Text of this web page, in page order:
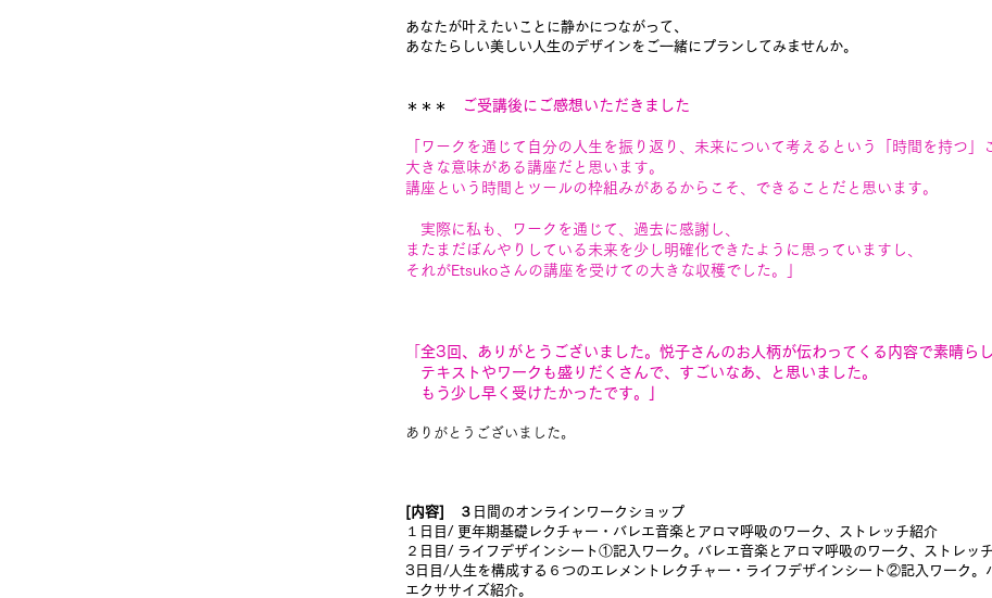
あなたが叶えたいことに静かにつながって、
あなたらしい美しい人生のデザインをご一緒にプランしてみませんか。
＊＊＊ ご受講後にご感想いただきました
「ワークを通じて自分の人生を振り返り、未来について考えるという「時間を持つ」
大きな意味がある講座だと思います。
講座という時間とツールの枠組みがあるからこそ、できることだと思います。
実際に私も、ワークを通じて、過去に感謝し、
またまだぼんやりしている未来を少し明確化できたように思っていますし、
それがEtsukoさんの講座を受けての大きな収穫でした。」
全3回、ありがとうございました。悦子さんのお人柄が伝わってくる内容で素晴ら
テキストやワークも盛りだくさんで、すごいなあ、と思いました。
もう少し早く受けたかったです。」
ありがとうございました。
[内容] ３ 日間のオンラインワークショップ
１日目/ 更年期基礎レクチャー・バレエ音楽とアロマ呼吸のワーク、ストレッチ紹介
２日目/ ライフデザインシート①記入ワーク。バレエ音楽とアロマ呼吸のワーク、ストレッチ
3日目/人生を構成する６つのエレメントレクチャー・ライフデザインシート②記入ワーク。
エクササイズ紹介。